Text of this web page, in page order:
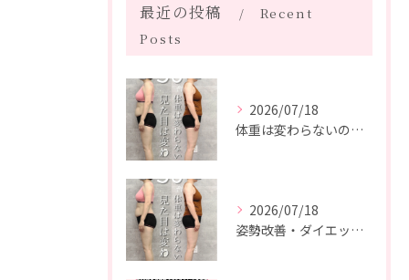
最近の投稿
Recent
Posts
2026/07/18
体重は変わらないのに、見た目は変わった。
2026/07/18
姿勢改善・ダイエット・ピラティス【５０代・M様】